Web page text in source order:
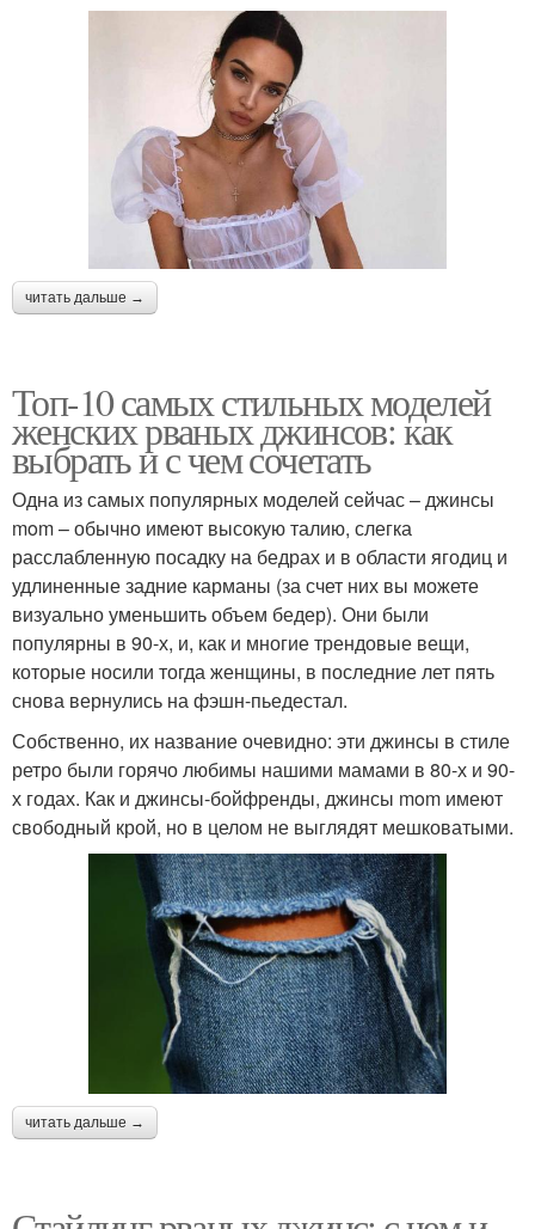
читать дальше →
Топ-10 самых стильных моделей
женских рваных джинсов: как
выбрать и с чем сочетать
Одна из самых популярных моделей сейчас – джинсы
mom – обычно имеют высокую талию, слегка
расслабленную посадку на бедрах и в области ягодиц и
удлиненные задние карманы (за счет них вы можете
визуально уменьшить объем бедер). Они были
популярны в 90-х, и, как и многие трендовые вещи,
которые носили тогда женщины, в последние лет пять
снова вернулись на фэшн-пьедестал.
Собственно, их название очевидно: эти джинсы в стиле
ретро были горячо любимы нашими мамами в 80-х и 90-
х годах. Как и джинсы-бойфренды, джинсы mom имеют
свободный крой, но в целом не выглядят мешковатыми.
читать дальше →